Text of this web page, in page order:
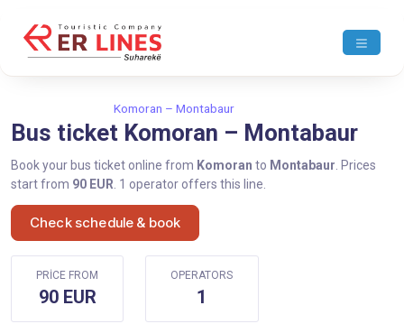
Komoran – Montabaur
Bus ticket Komoran – Montabaur
Book your bus ticket online from Komoran to Montabaur . Prices
start from 90 EUR . 1 operator offers this line.
Check schedule & book
PRICE FROM
90 EUR
OPERATORS
1